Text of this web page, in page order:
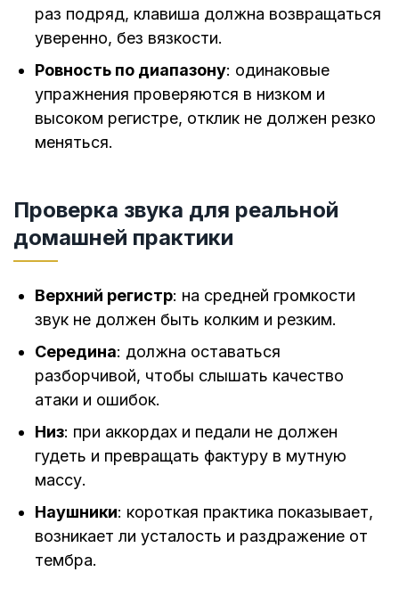
раз подряд, клавиша должна возвращаться
уверенно, без вязкости.
Ровность по диапазону: одинаковые
упражнения проверяются в низком и
высоком регистре, отклик не должен резко
меняться.
Проверка звука для реальной
домашней практики
Верхний регистр: на средней громкости
звук не должен быть колким и резким.
Середина: должна оставаться
разборчивой, чтобы слышать качество
атаки и ошибок.
Низ: при аккордах и педали не должен
гудеть и превращать фактуру в мутную
массу.
Наушники: короткая практика показывает,
возникает ли усталость и раздражение от
тембра.